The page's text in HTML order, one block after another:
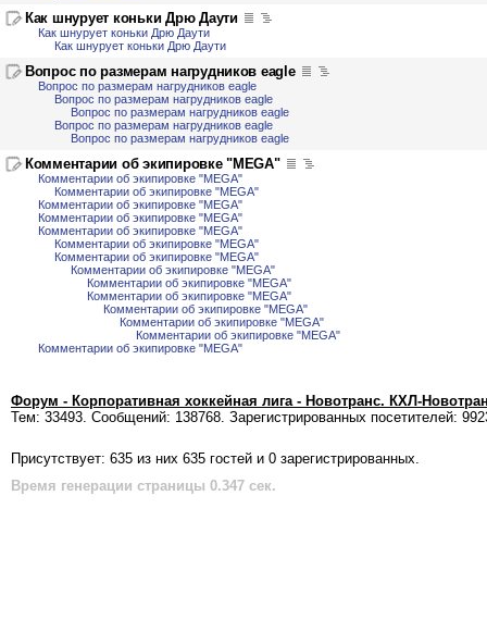
Как шнурует коньки Дрю Даути
Как шнурует коньки Дрю Даути
Как шнурует коньки Дрю Даути
Вопрос по размерам нагрудников eagle
Вопрос по размерам нагрудников eagle
Вопрос по размерам нагрудников eagle
Вопрос по размерам нагрудников eagle
Вопрос по размерам нагрудников eagle
Вопрос по размерам нагрудников eagle
Комментарии об экипировке "MEGA"
Комментарии об экипировке "MEGA"
Комментарии об экипировке "MEGA"
Комментарии об экипировке "MEGA"
Комментарии об экипировке "MEGA"
Комментарии об экипировке "MEGA"
Комментарии об экипировке "MEGA"
Комментарии об экипировке "MEGA"
Комментарии об экипировке "MEGA"
Комментарии об экипировке "MEGA"
Комментарии об экипировке "MEGA"
Комментарии об экипировке "MEGA"
Комментарии об экипировке "MEGA"
Комментарии об экипировке "MEGA"
Комментарии об экипировке "MEGA"
Форум - Корпоративная хоккейная лига - Новотранс. КХЛ-
Тем: 33493. Сообщений: 138768. Зарегистрированных посетителей:
Присутствует: 635 из них 635 гостей и 0 зарегистрированных.
Время генерации страницы 0.347 сек.